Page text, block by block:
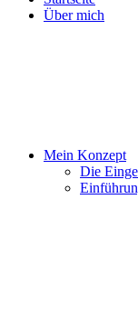
Über mich
Mein Konzept
Die